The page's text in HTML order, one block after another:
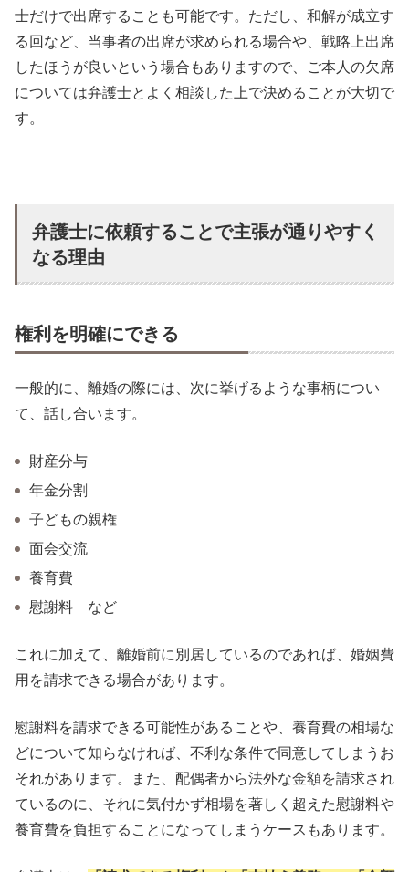
士だけで出席することも可能です。ただし、和解が成立す
る回など、当事者の出席が求められる場合や、戦略上出席
したほうが良いという場合もありますので、ご本人の欠席
については弁護士とよく相談した上で決めることが大切で
す。
弁護士に依頼することで主張が通りやすく
なる理由
権利を明確にできる
一般的に、離婚の際には、次に挙げるような事柄につい
て、話し合います。
財産分与
年金分割
子どもの親権
面会交流
養育費
慰謝料 など
これに加えて、離婚前に別居しているのであれば、婚姻費
用を請求できる場合があります。
慰謝料を請求できる可能性があることや、養育費の相場な
どについて知らなければ、不利な条件で同意してしまうお
それがあります。また、配偶者から法外な金額を請求され
ているのに、それに気付かず相場を著しく超えた慰謝料や
養育費を負担することになってしまうケースもあります。